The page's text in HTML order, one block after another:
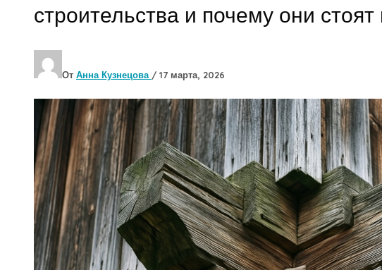
строительства и почему они
От Анна Кузнецова / 17 марта, 2026